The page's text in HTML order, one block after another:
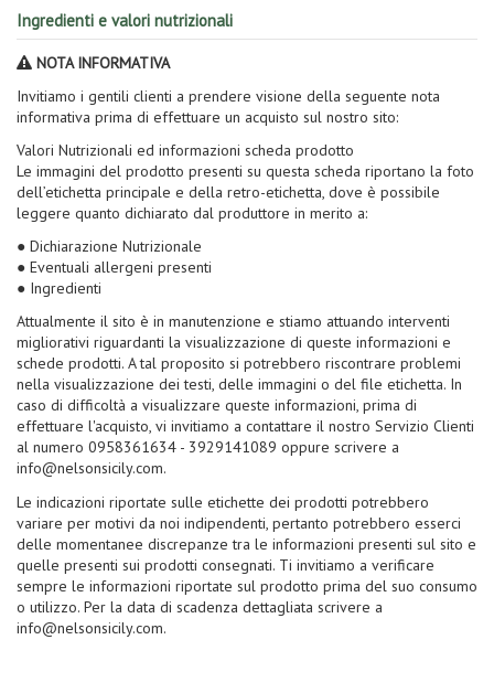
Ingredienti e valori nutrizionali
NOTA INFORMATIVA
Invitiamo i gentili clienti a prendere visione della seguente nota
informativa prima di effettuare un acquisto sul nostro sito:
Valori Nutrizionali ed informazioni scheda prodotto
Le immagini del prodotto presenti su questa scheda riportano la foto
dell’etichetta principale e della retro-etichetta, dove è possibile
leggere quanto dichiarato dal produttore in merito a:
● Dichiarazione Nutrizionale
● Eventuali allergeni presenti
● Ingredienti
Attualmente il sito è in manutenzione e stiamo attuando interventi
migliorativi riguardanti la visualizzazione di queste informazioni e
schede prodotti. A tal proposito si potrebbero riscontrare problemi
nella visualizzazione dei testi, delle immagini o del file etichetta. In
caso di difficoltà a visualizzare queste informazioni, prima di
effettuare l'acquisto, vi invitiamo a contattare il nostro Servizio Clienti
al numero 0958361634 - 3929141089 oppure scrivere a
info@nelsonsicily.com.
Le indicazioni riportate sulle etichette dei prodotti potrebbero
variare per motivi da noi indipendenti, pertanto potrebbero esserci
delle momentanee discrepanze tra le informazioni presenti sul sito e
quelle presenti sui prodotti consegnati. Ti invitiamo a verificare
sempre le informazioni riportate sul prodotto prima del suo consumo
o utilizzo. Per la data di scadenza dettagliata scrivere a
info@nelsonsicily.com.